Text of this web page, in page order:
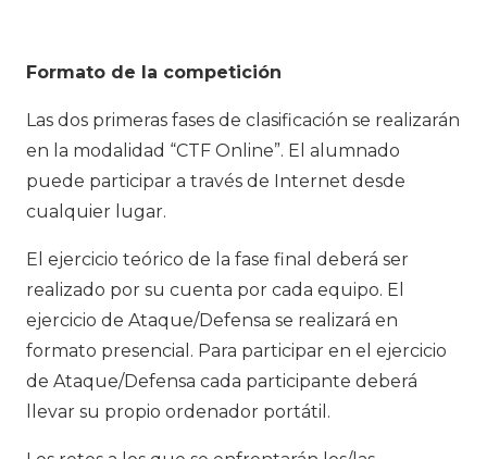
Formato de la competición
Las dos primeras fases de clasificación se realizarán
en la modalidad “CTF Online”. El alumnado
puede participar a través de Internet desde
cualquier lugar.
El ejercicio teórico de la fase final deberá ser
realizado por su cuenta por cada equipo. El
ejercicio de Ataque/Defensa se realizará en
formato presencial. Para participar en el ejercicio
de Ataque/Defensa cada participante deberá
llevar su propio ordenador portátil.